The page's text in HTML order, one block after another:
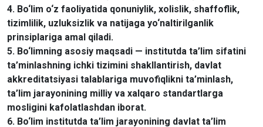
4. Bo‘lim o‘z faoliyatida qonuniylik, xolislik, shaffoflik,
tizimlilik, uzluksizlik va natijaga yo‘naltirilganlik
prinsiplariga amal qiladi.
5. Bo‘limning asosiy maqsadi — institutda ta’lim sifatini
ta’minlashning ichki tizimini shakllantirish, davlat
akkreditatsiyasi talablariga muvofiqlikni ta’minlash,
ta’lim jarayonining milliy va xalqaro standartlarga
mosligini kafolatlashdan iborat.
6. Bo‘lim institutda ta’lim jarayonining davlat ta’lim